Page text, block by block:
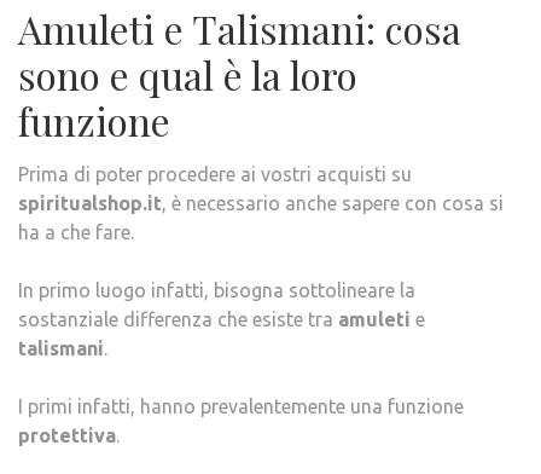
Amuleti e Talismani: cosa
sono e qual è la loro
funzione
Prima di poter procedere ai vostri acquisti su
spiritualshop.it, è necessario anche sapere con cosa si
ha a che fare.
In primo luogo infatti, bisogna sottolineare la
sostanziale differenza che esiste tra amuleti e
talismani.
I primi infatti, hanno prevalentemente una funzione
protettiva.